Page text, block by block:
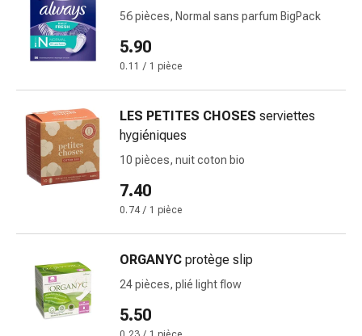
Tampons
médicaux
Oreilles
et
yeux
Troubles
l'oreille
Soins
Gouttes
pour
yeux
56 pièces, Normal sans parfum BigPack
5.90
0.11 / 1 pièce
LES PETITES CHOSES serviettes
hygiéniques
10 pièces, nuit coton bio
7.40
0.74 / 1 pièce
ORGANYC protège slip
24 pièces, plié light flow
5.50